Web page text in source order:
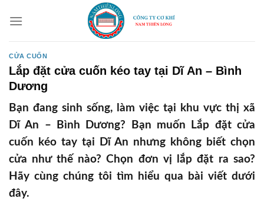
CỬA CUỐN
Lắp đặt cửa cuốn kéo tay tại Dĩ An – Bình
Dương
Bạn đang sinh sống, làm việc tại khu vực thị xã
Dĩ An – Bình Dương? Bạn muốn Lắp đặt cửa
cuốn kéo tay tại Dĩ An nhưng không biết chọn
cửa như thế nào? Chọn đơn vị lắp đặt ra sao?
Hãy cùng chúng tôi tìm hiểu qua bài viết dưới
đây.